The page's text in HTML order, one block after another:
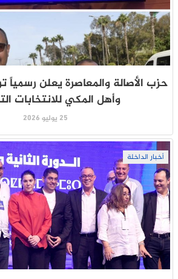
حزب الأصالة والمعاصرة يعلن رسمياً
وأهل المكي للانتخابات
25 يوليو 2026
أخبار الداخلة